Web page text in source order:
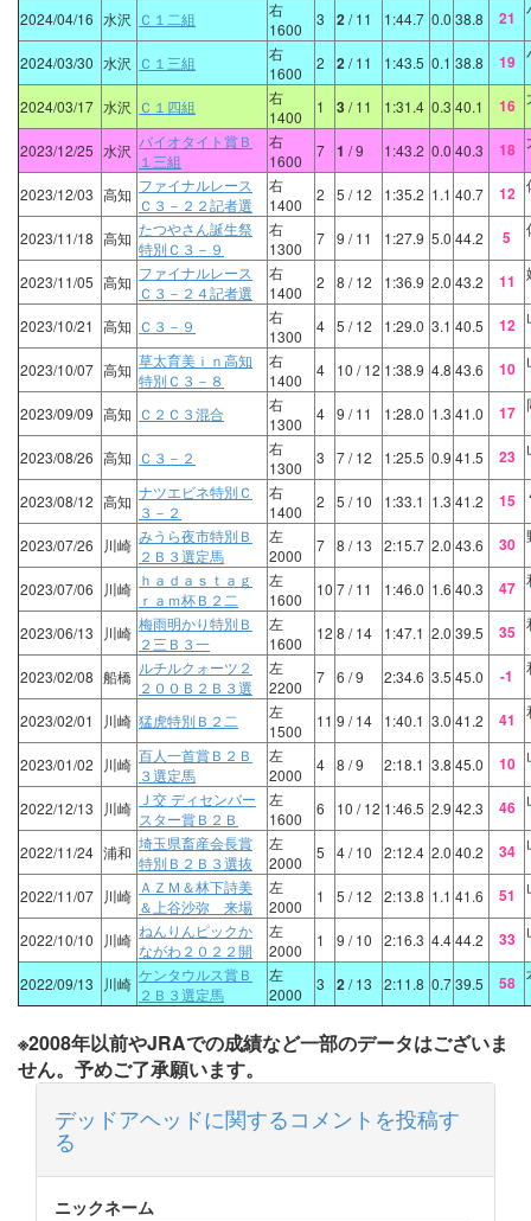
2024/04/16 水沢 Ｃ１二組
右
1600
3 2/ 11 1:44.7 0.0 38.8 21
2024/03/30 水沢 Ｃ１三組
右
1600
2 2/ 11 1:43.5 0.1 38.8 19
2024/03/17 水沢 Ｃ１四組
右
1400
1 3/ 11 1:31.4 0.3 40.1 16
2023/12/25 水沢 バイオタイト賞Ｂ
１三組
右
1600
7 1 / 9 1:43.2 0.0 40.3 18
2023/12/03 高知 ファイナルレース
Ｃ３－２２記者選
右
1400
2 5 / 12 1:35.2 1.1 40.7 12
2023/11/18 高知 たつやさん誕生祭
特別Ｃ３－９
右
1300
7 9 / 11 1:27.9 5.0 44.2 5
2023/11/05 高知 ファイナルレース
Ｃ３－２４記者選
右
1400
2 8 / 12 1:36.9 2.0 43.2 11
2023/10/21 高知 Ｃ３－９
右
1300
4 5 / 12 1:29.0 3.1 40.5 12
2023/10/07 高知 草太育美ｉｎ高知
特別Ｃ３－８
右
1400
4 10 / 12 1:38.9 4.8 43.6 10
2023/09/09 高知 Ｃ２Ｃ３混合
右
1300
4 9 / 11 1:28.0 1.3 41.0 17
2023/08/26 高知 Ｃ３－２
右
1300
3 7/ 12 1:25.5 0.9 41.5 23
2023/08/12 高知 ナツエビネ特別Ｃ
３－２
右
1400
2 5 / 10 1:33.1 1.3 41.2 15
2023/07/26
川崎 みうら夜市特別Ｂ
２Ｂ３選定馬
左
2000
7 8 / 13 2:15.7 2.0 43.6 30
2023/07/06
川崎 ｈａｄａｓｔａｇ
ｒａｍ杯Ｂ２二
左
1600
10 7/ 11 1:46.0 1.6 40.3 47
2023/06/13
川崎 梅雨明かり特別Ｂ
２三Ｂ３一
左
1600
12 8 / 14 1:47.1 2.0 39.5 35
2023/02/08 船橋 ルチルクォーツ２
２００Ｂ２Ｂ３選
左
2200
7 6 / 9 2:34.6 3.5 45.0 -1
2023/02/01
川崎 猛虎特別Ｂ２二
左
1500
11 9 / 14 1:40.1 3.0 41.2 41
2023/01/02
川崎 百人一首賞Ｂ２Ｂ
３選定馬
左
2000
4 8 / 9 2:18.1 3.8 45.0 10
2022/12/13
川崎
Ｊ交 ディセンバー
スター賞Ｂ２Ｂ
左
1600
6 10 / 12 1:46.5 2.9 42.3 46
2022/11/24 浦和 埼玉県畜産会長賞
特別Ｂ２Ｂ３選抜
左
2000
5 4/ 10 2:12.4 2.0 40.2 34
2022/11/07 川崎 ＡＺＭ＆林下詩美
＆上谷沙弥 来場
左
2000
1 5 / 12 2:13.8 1.1 41.6 51
2022/10/10
川崎 ねんりんピックか
ながわ２０２２開
左
2000
1 9 / 10 2:16.3 4.444.2 33
2022/09/13
川崎 ケンタウルス賞Ｂ
２Ｂ３選定馬
左
2000
3 2/ 13 2:11.8 0.739.5 58
※2008年以前やJRAでの成績など一部のデータはございま
せん。予めご了承願います。
デッドアヘッドに関するコメントを投稿す
る
ニックネーム